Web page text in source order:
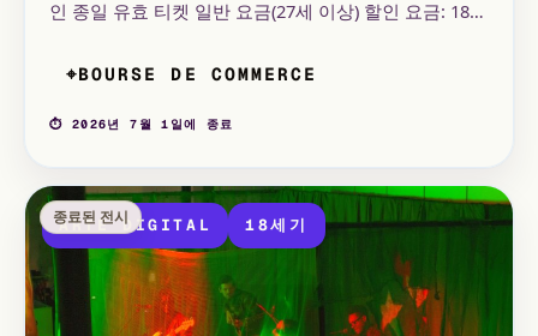
인 종일 유효 티켓 일반 요금(27세 이상) 할인 요금: 18-
⌖BOURSE DE COMMERCE
⏱ 2026년 7월 1일에 종료
종료된 전시
ARTE DIGITAL 18세기